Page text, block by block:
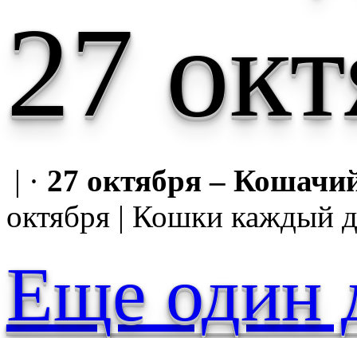
27
| · 27 октября –
октября | Кошки каждый
Еще один